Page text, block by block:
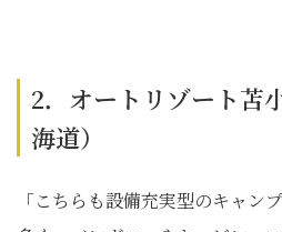
2．オートリゾート苫
海道）
「こちらも設備充実型のキャン